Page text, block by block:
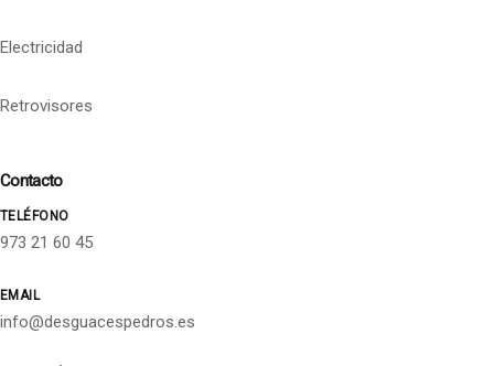
Electricidad
Retrovisores
Contacto
TELÉFONO
973 21 60 45
EMAIL
info@desguacespedros.es